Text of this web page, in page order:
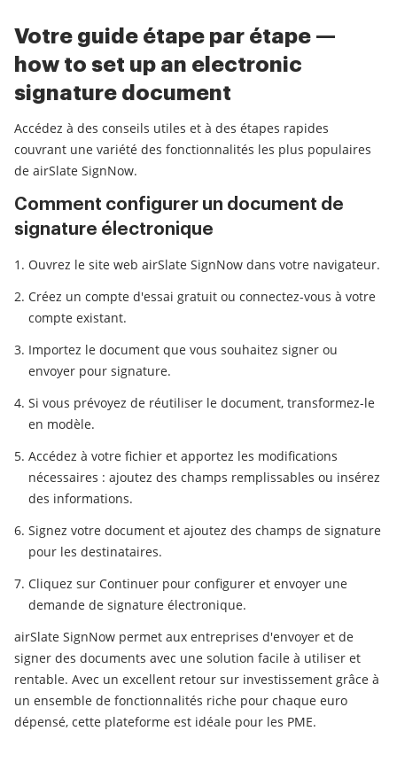
Votre guide étape par étape —
how to set up an electronic
signature document
Accédez à des conseils utiles et à des étapes rapides
couvrant une variété des fonctionnalités les plus populaires
de airSlate SignNow.
Comment configurer un document de
signature électronique
Ouvrez le site web airSlate SignNow dans votre navigateur.
Créez un compte d'essai gratuit ou connectez-vous à votre
compte existant.
Importez le document que vous souhaitez signer ou
envoyer pour signature.
Si vous prévoyez de réutiliser le document, transformez-le
en modèle.
Accédez à votre fichier et apportez les modifications
nécessaires : ajoutez des champs remplissables ou insérez
des informations.
Signez votre document et ajoutez des champs de signature
pour les destinataires.
Cliquez sur Continuer pour configurer et envoyer une
demande de signature électronique.
airSlate SignNow permet aux entreprises d'envoyer et de
signer des documents avec une solution facile à utiliser et
rentable. Avec un excellent retour sur investissement grâce à
un ensemble de fonctionnalités riche pour chaque euro
dépensé, cette plateforme est idéale pour les PME.